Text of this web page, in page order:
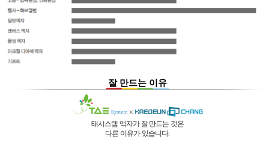
잘 만드는 이유
태시스템 액자가 잘 만드는 것은
다른 이유가 있습니다.